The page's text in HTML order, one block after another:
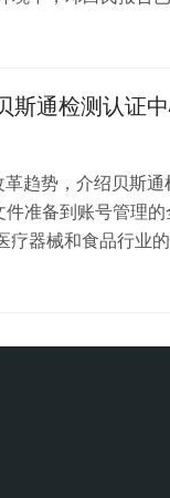
通检测认证中心基
：自动识别材料
斯通检测认证
趋势，介绍贝斯
准备到账号管理
器械和食品行业
年来，FDA大力推